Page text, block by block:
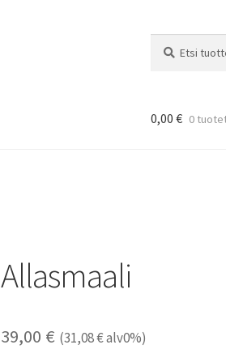
0,00 € 0
Allasmaali
39,00 € (31,08€alv0%)